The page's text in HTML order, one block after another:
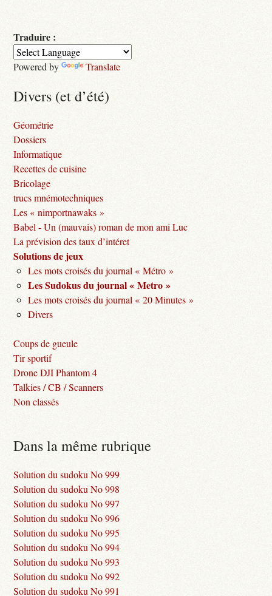
Traduire :
Powered by Translate
Divers (et d’été)
Géométrie
Dossiers
Informatique
Recettes de cuisine
Bricolage
trucs mnémotechniques
Les « nimportnawaks »
Babel - Un (mauvais) roman de mon ami Luc
La prévision des taux d’intéret
Solutions de jeux
Les mots croisés du journal « Métro »
Les Sudokus du journal « Metro »
Les mots croisés du journal « 20 Minutes »
Divers
Coups de gueule
Tir sportif
Drone DJI Phantom 4
Talkies / CB / Scanners
Non classés
Dans la même rubrique
Solution du sudoku No 999
Solution du sudoku No 998
Solution du sudoku No 997
Solution du sudoku No 996
Solution du sudoku No 995
Solution du sudoku No 994
Solution du sudoku No 993
Solution du sudoku No 992
Solution du sudoku No 991